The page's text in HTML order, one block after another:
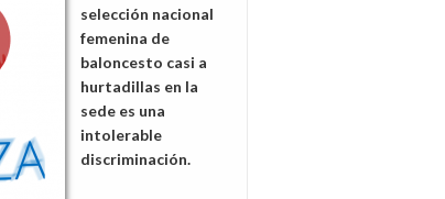
selección nacional
femenina de
baloncesto casi a
hurtadillas en la
sede es una
intolerable
discriminación.